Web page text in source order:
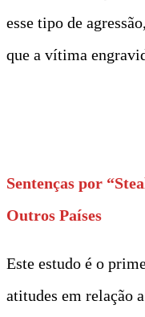
esse tipo de
que a vítima
Sentenças por
Outros Países
Este estudo é o
atitudes em relação